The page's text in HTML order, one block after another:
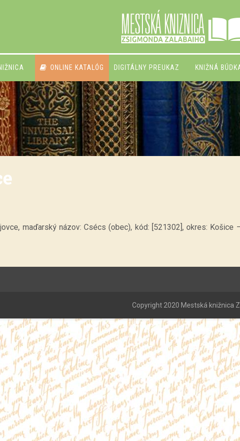
ONLINE KATALÓG DIGITÁLNY PREUKAZ KNIŽNÁ
maďarský názov: Csécs (obec), kód: [521302], okres: Košice
Copyright 2020 Mestská knižnica